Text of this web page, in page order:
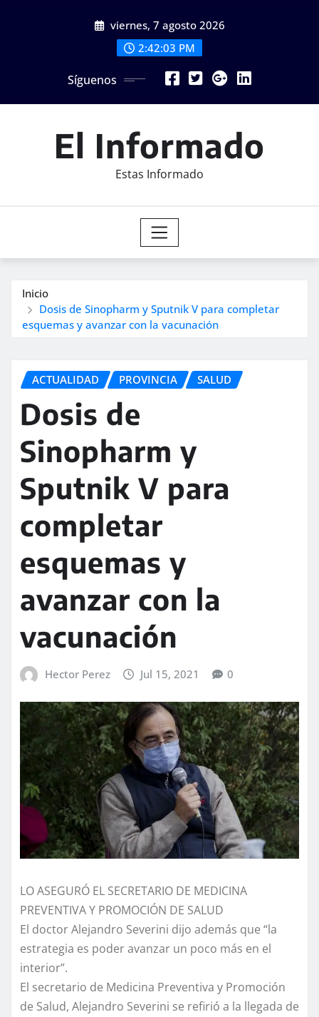
viernes, 7 agosto 2026
2:42:05 PM
Síguenos
El Informado
Estas Informado
Inicio
Dosis de Sinopharm y Sputnik V para completar
esquemas y avanzar con la vacunación
ACTUALIDAD PROVINCIA SALUD
Dosis de
Sinopharm y
Sputnik V para
completar
esquemas y
avanzar con la
vacunación
Hector Perez Jul 15, 2021 0
LO ASEGURÓ EL SECRETARIO DE MEDICINA
PREVENTIVA Y PROMOCIÓN DE SALUD
El doctor Alejandro Severini dijo además que “la
estrategia es poder avanzar un poco más en el
interior”.
El secretario de Medicina Preventiva y Promoción
de Salud, Alejandro Severini se refirió a la llegada de